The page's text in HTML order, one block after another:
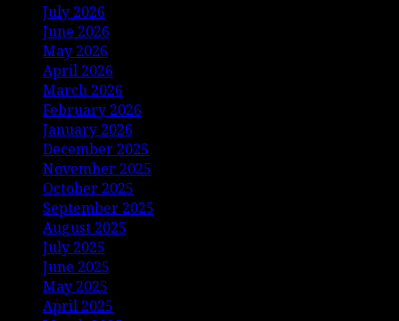
July 2026
June 2026
May 2026
April 2026
March 2026
February 2026
January 2026
December 2025
November 2025
October 2025
September 2025
August 2025
July 2025
June 2025
May 2025
April 2025